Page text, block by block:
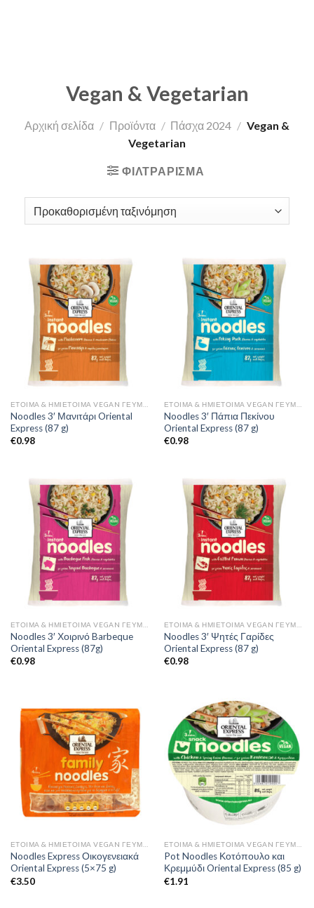
Vegan & Vegetarian
Αρχική σελίδα / Προϊόντα / Πάσχα 2024 / Vegan &
Vegetarian
ΦΙΛΤΡΆΡΙΣΜΑ
Noodles 3′ Μανιτάρι Oriental
Express (87 g)
€0.98
Noodles 3′ Πάπια Πεκίνου
Oriental Express (87 g)
€0.98
Noodles 3′ Χοιρινό Barbeque
Oriental Express (87g)
€0.98
Noodles 3′ Ψητές Γαρίδες
Oriental Express (87 g)
€0.98
ΈΤΟΙΜΑ & ΗΜΙΈΤΟΙΜΑ VEGAN ΓΕΎΜΑΤΑ
Noodles Express Οικογενειακά
Oriental Express (5×75 g)
€3.50
ΈΤΟΙΜΑ & ΗΜΙΈΤΟΙΜΑ VEGAN ΓΕΎΜΑΤΑ
Pot Noodles Κοτόπουλο και
Κρεμμύδι Oriental Express (85 g)
€1.91